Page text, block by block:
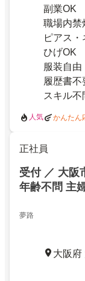
副業OK
職場内禁
ピアス・
ひげOK
服装自由
履歴書不
スキル不
人気 かんたん
正社員
受付 ／ 大阪
年齢不問 主
夢路
大阪府